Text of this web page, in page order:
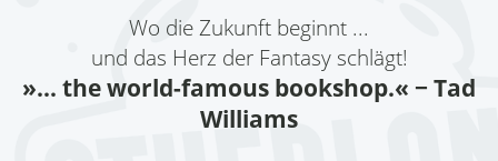
Wo die Zukunft beginnt ...
und das Herz der Fantasy schlägt!
»... the world-famous bookshop.« − Tad
Williams